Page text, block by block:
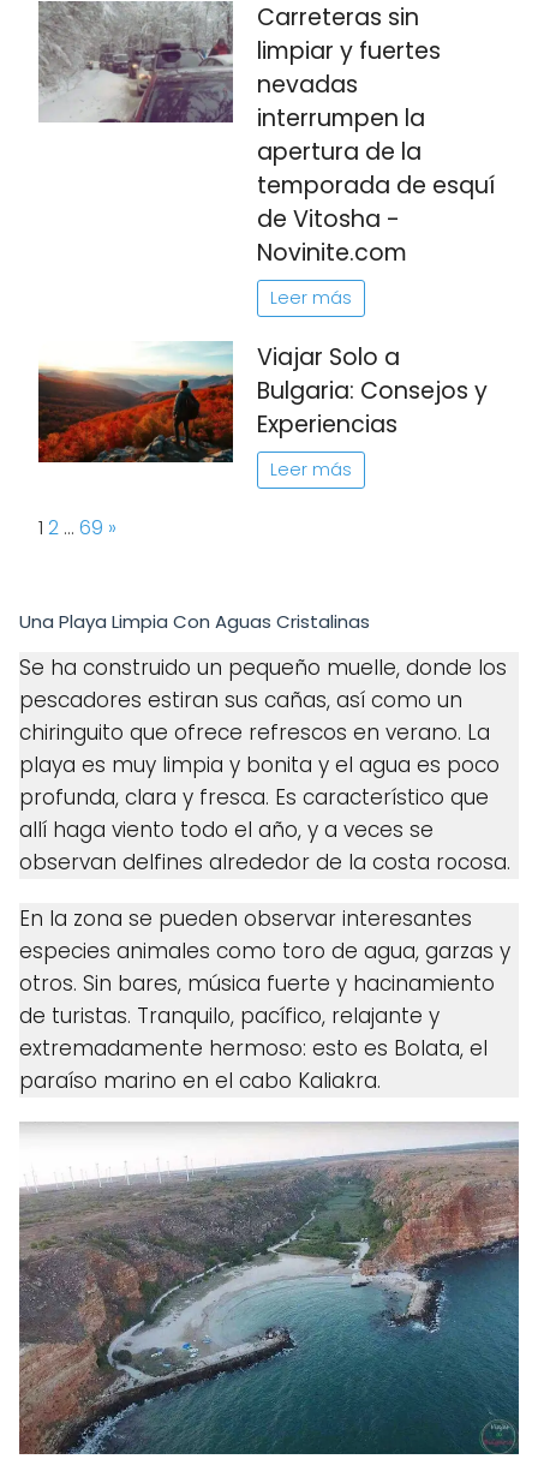
Carreteras sin
limpiar y fuertes
nevadas
interrumpen la
apertura de la
temporada de esquí
de Vitosha -
Novinite.com
Leer más
Viajar Solo a
Bulgaria: Consejos y
Experiencias
Leer más
Page:
1 2 … 69 Next
»
Una Playa Limpia Con Aguas Cristalinas
Se ha construido un pequeño muelle, donde los
pescadores estiran sus cañas, así como un
chiringuito que ofrece refrescos en verano. La
playa es muy limpia y bonita y el agua es poco
profunda, clara y fresca. Es característico que
allí haga viento todo el año, y a veces se
observan delfines alrededor de la costa rocosa.
En la zona se pueden observar interesantes
especies animales como toro de agua, garzas y
otros. Sin bares, música fuerte y hacinamiento
de turistas. Tranquilo, pacífico, relajante y
extremadamente hermoso: esto es Bolata, el
paraíso marino en el cabo Kaliakra.